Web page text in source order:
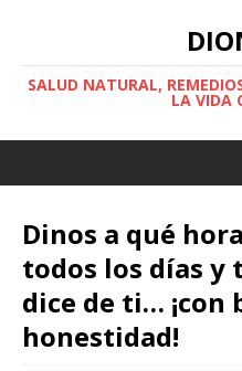
SALUD NATURAL,
LA VIDA
Dinos a qué
todos los días y
dice de ti… ¡con
honestidad!